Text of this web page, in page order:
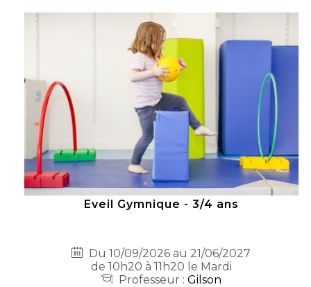
Eveil Gymnique - 3/4 ans
Du 10/09/2026 au 21/06/2027
de 10h20 à 11h20 le Mardi
Professeur : Gilson